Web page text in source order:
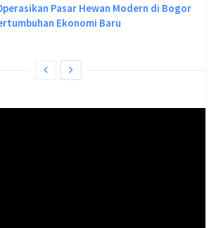
Pasar Hewan Modern di Bogor
Ekonomi Baru